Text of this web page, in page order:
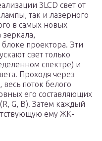
3LCD свет от
так и лазерного
в самых новых
проектора. Эти
свет только
спектре) и
Проходя через
весь поток белого
его составляющих
G, B). Затем каждый
ему ЖК-